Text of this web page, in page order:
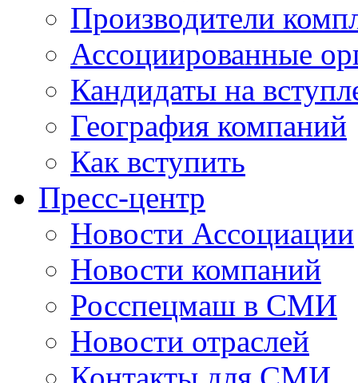
Производители
Ассоциированные
Кандидаты на
География компаний
Как вступить
Пресс-центр
Новости Ассоциации
Новости компаний
Росспецмаш в СМИ
Новости отраслей